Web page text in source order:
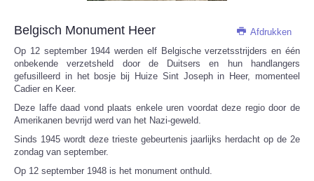
Afdrukken
Belgisch Monument Heer
Op 12 september 1944 werden elf Belgische verzetsstrijders en één
onbekende verzetsheld door de Duitsers en hun handlangers
gefusilleerd in het bosje bij Huize Sint Joseph in Heer, momenteel
Cadier en Keer.
Deze laffe daad vond plaats enkele uren voordat deze regio door de
Amerikanen bevrijd werd van het Nazi-geweld.
Sinds 1945 wordt deze trieste gebeurtenis jaarlijks herdacht op de 2e
zondag van september.
Op 12 september 1948 is het monument onthuld.